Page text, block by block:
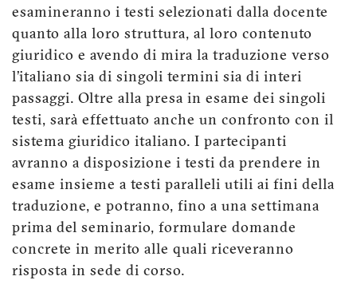
esamineranno i testi selezionati dalla docente
quanto alla loro struttura, al loro contenuto
giuridico e avendo di mira la traduzione verso
l’italiano sia di singoli termini sia di interi
passaggi. Oltre alla presa in esame dei singoli
testi, sarà effettuato anche un confronto con il
sistema giuridico italiano. I partecipanti
avranno a disposizione i testi da prendere in
esame insieme a testi paralleli utili ai fini della
traduzione, e potranno, fino a una settimana
prima del seminario, formulare domande
concrete in merito alle quali riceveranno
risposta in sede di corso.